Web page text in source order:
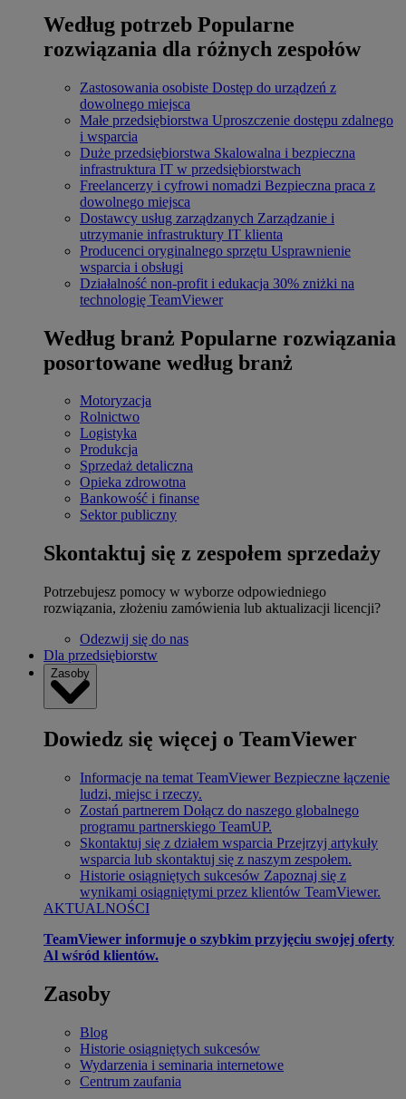
Według potrzeb Popularne
rozwiązania dla różnych zespołów
Zastosowania osobiste Dostęp do urządzeń z
dowolnego miejsca
Małe przedsiębiorstwa Uproszczenie dostępu zdalnego
i wsparcia
Duże przedsiębiorstwa Skalowalna i bezpieczna
infrastruktura IT w przedsiębiorstwach
Freelancerzy i cyfrowi nomadzi Bezpieczna praca z
dowolnego miejsca
Dostawcy usług zarządzanych Zarządzanie i
utrzymanie infrastruktury IT klienta
Producenci oryginalnego sprzętu Usprawnienie
wsparcia i obsługi
Działalność non-profit i edukacja 30% zniżki na
technologię TeamViewer
Według branż Popularne rozwiązania
posortowane według branż
Motoryzacja
Rolnictwo
Logistyka
Produkcja
Sprzedaż detaliczna
Opieka zdrowotna
Bankowość i finanse
Sektor publiczny
Skontaktuj się z zespołem sprzedaży
Potrzebujesz pomocy w wyborze odpowiedniego
rozwiązania, złożeniu zamówienia lub aktualizacji licencji?
Odezwij się do nas
Dla przedsiębiorstw
Zasoby
Dowiedz się więcej o TeamViewer
Informacje na temat TeamViewer Bezpieczne łączenie
ludzi, miejsc i rzeczy.
Zostań partnerem Dołącz do naszego globalnego
programu partnerskiego TeamUP.
Skontaktuj się z działem wsparcia Przejrzyj artykuły
wsparcia lub skontaktuj się z naszym zespołem.
Historie osiągniętych sukcesów Zapoznaj się z
wynikami osiągniętymi przez klientów TeamViewer.
AKTUALNOŚCI
TeamViewer informuje o szybkim przyjęciu swojej oferty
Al wśród klientów.
Zasoby
Blog
Historie osiągniętych sukcesów
Wydarzenia i seminaria internetowe
Centrum zaufania